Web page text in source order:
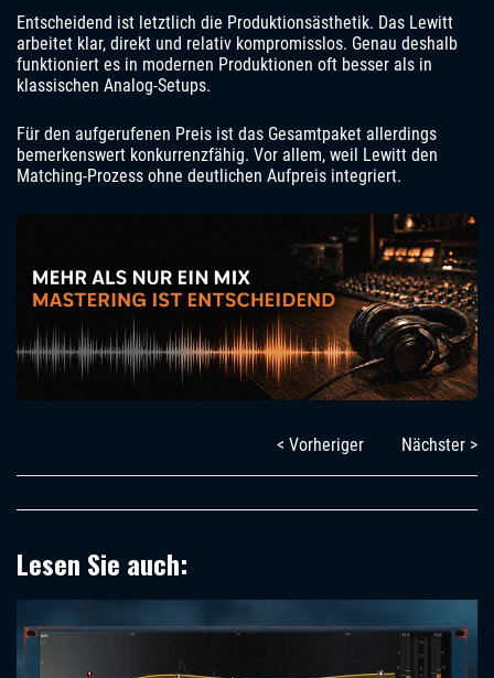
Entscheidend ist letztlich die Produktionsästhetik. Das Lewitt
arbeitet klar, direkt und relativ kompromisslos. Genau deshalb
funktioniert es in modernen Produktionen oft besser als in
klassischen Analog-Setups.
Für den aufgerufenen Preis ist das Gesamtpaket allerdings
bemerkenswert konkurrenzfähig. Vor allem, weil Lewitt den
Matching-Prozess ohne deutlichen Aufpreis integriert.
< Vorheriger Nächster >
Lesen Sie auch: